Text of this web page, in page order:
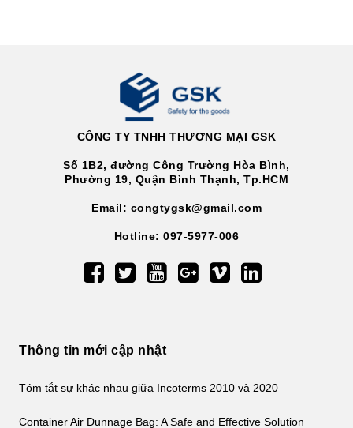
CÔNG TY TNHH THƯƠNG MẠI GSK
Số 1B2, đường Công Trường Hòa Bình,
Phường 19, Quận Bình Thạnh, Tp.HCM
Email: congtygsk@gmail.com
Hotline: 097-5977-006
Thông tin mới cập nhật
Tóm tắt sự khác nhau giữa Incoterms 2010 và 2020
Container Air Dunnage Bag: A Safe and Effective Solution